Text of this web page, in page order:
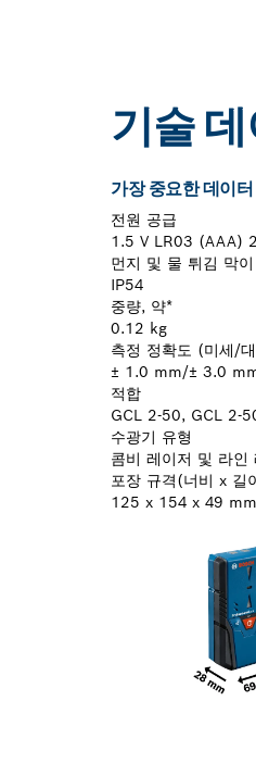
기술
가장 중요한 데이터
전원 공급
1.5 V LR03 (AAA)
먼지 및 물 튀김 막이
IP54
중량, 약*
0.12 kg
측정 정확도 (미세/
± 1.0 mm/± 3.0
적합
GCL 2-50, GCL 2-
수광기 유형
콤비 레이저 및 라인
포장 규격(너비 x 길
125 x 154 x 49 mm